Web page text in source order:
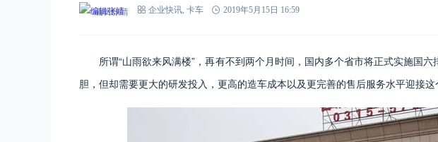
编辑张靖 企业快讯 卡车 2019年5月15日 16:59
所谓“山雨欲来风满楼”，再有不到两个月时间，国内多个省市将正式实施国
胆，但却需要更大的研发投入，更高的造车成本以及更完善的售后服务水平迎接这